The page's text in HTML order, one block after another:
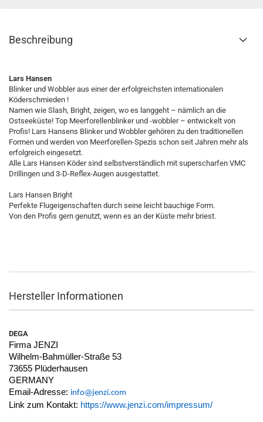
Beschreibung
Lars Hansen
Blinker und Wobbler aus einer der erfolgreichsten internationalen
Köderschmieden !
Namen wie Slash, Bright, zeigen, wo es langgeht – nämlich an die
Ostseeküste! Top Meerforellenblinker und -wobbler – entwickelt von
Profis! Lars Hansens Blinker und Wobbler gehören zu den traditionellen
Formen und werden von Meerforellen-Spezis schon seit Jahren mehr als
erfolgreich eingesetzt.
Alle Lars Hansen Köder sind selbstverständlich mit superscharfen VMC
Drillingen und 3-D-Reflex-Augen ausgestattet.
Lars Hansen Bright
Perfekte Flugeigenschaften durch seine leicht bauchige Form.
Von den Profis gern genutzt, wenn es an der Küste mehr briest.
Hersteller Informationen
DEGA
Firma JENZI
Wilhelm-Bahmüller-Straße 53
73655 Plüderhausen
GERMANY
Email-Adresse: info@jenzi.com
Link zum Kontakt: https://www.jenzi.com/impressum/